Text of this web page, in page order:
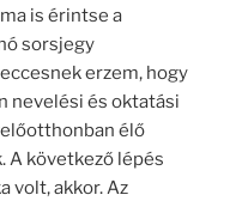
is érintse a
sorsjegy
erzem, hogy
nevelési és oktatási
élő
A következő lépés
volt, akkor. Az